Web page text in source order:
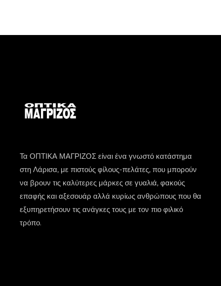
Τα ΟΠΤΙΚΑ ΜΑΓΡΙΖΟΣ είναι ένα γνωστό κατάστημα
στη Λάρισα, με πιστούς φίλους-πελάτες, που μπορούν
να βρουν τις καλύτερες μάρκες σε γυαλιά, φακούς
επαφής και αξεσουάρ αλλά κυρίως ανθρώπους που θα
εξυπηρετήσουν τις ανάγκες τους με τον πιο φιλικό
τρόπο.